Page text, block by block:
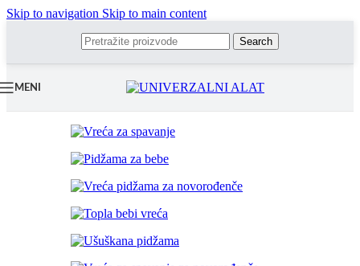
Skip to navigation Skip to main content
Search
MENI